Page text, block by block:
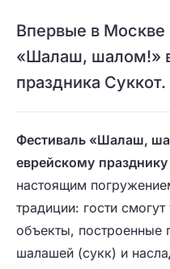
Впервые в Москве
«Шалаш, шалом!»
праздника Суккот.
Фестиваль «Шалаш,
еврейскому
настоящим
традиции: гости
объекты, построенные
шалашей (сукк) и